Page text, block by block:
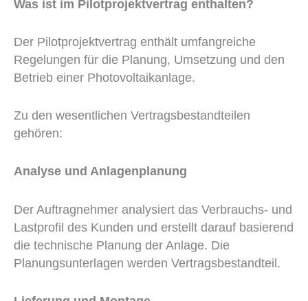
Was ist im Pilotprojektvertrag enthalten?
Der Pilotprojektvertrag enthält umfangreiche
Regelungen für die Planung, Umsetzung und den
Betrieb einer Photovoltaikanlage.
Zu den wesentlichen Vertragsbestandteilen
gehören:
Analyse und Anlagenplanung
Der Auftragnehmer analysiert das Verbrauchs- und
Lastprofil des Kunden und erstellt darauf basierend
die technische Planung der Anlage. Die
Planungsunterlagen werden Vertragsbestandteil.